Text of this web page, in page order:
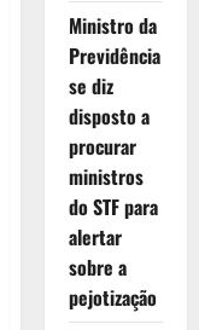
Ministro da
Previdência
se diz
disposto a
procurar
ministros
do STF para
alertar
sobre a
pejotização